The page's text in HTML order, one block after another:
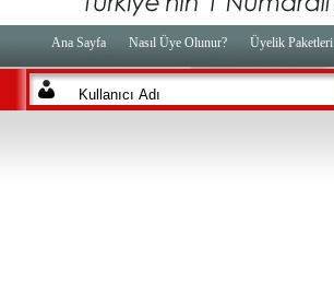
Ana Sayfa Nasıl Üye Olunur? Üyelik Paketleri